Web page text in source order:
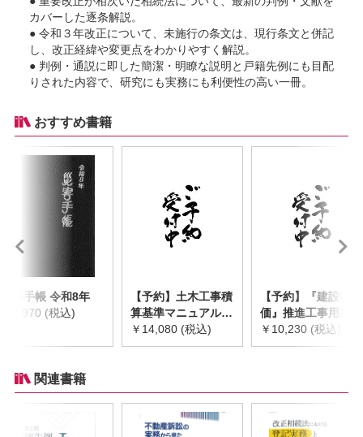
カバーした逐条解説。
● 令和３年改正について、未施行の条文は、現行条文と併記
し、改正経緯や変更点をわかりやすく解説。
● 判例・通説に即した簡潔・明瞭な説明と戸籍先例にも目配
りされた内容で、研究にも実務にも利便性の高い一冊。
おすすめ書籍
災害手帳 令和8年
￥2,970 (税込)
【予約】土木工事積
算基準マニュアル
令和8年度版
※2026年8月下旬発
￥14,080 (税込)
【予約】『建設物
価』推進工事用機械
器具等基礎価格表
2026年度版
￥10,230 (税込)
関連書籍